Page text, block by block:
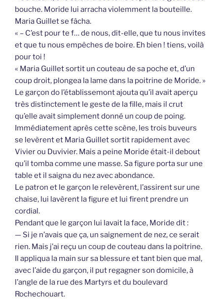
bouche. Moride lui arracha violemment la bouteille.
Maria Guillet se fâcha.
« – C’est pour te f… de nous, dit-elle, que tu nous invites
et que tu nous empêches de boire. Eh bien ! tiens, voilà
pour toi !
« Maria Guillet sortit un couteau de sa poche et, d’un
coup droit, plongea la lame dans la poitrine de Moride. »
Le garçon do l’établissemont ajouta qu’il avait aperçu
très distinctement le geste de la fille, mais il crut
qu’elle avait simplement donné un coup de poing.
Immédiatement après cette scène, les trois buveurs
se levèrent et Maria Guillet sortit rapidement avec
Vivier ou Duvivier. Mais a peine Moride était-il debout
qu’il tomba comme une masse. Sa figure porta sur une
table et il saigna du nez avec abondance.
Le patron et le garçon le relevèrent, l’assirent sur une
chaise, lui lavèrent la figure et lui firent prendre un
cordial.
Pendant que le garçon lui lavait la face, Moride dit :
— Si je n’avais que ça, un saignement de nez, ce serait
rien. Mais j’ai reçu un coup de couteau dans la poitrine.
Il appliqua la main sur sa blessure et tant bien que mal,
avec l’aide du garçon, il put regagner son domicile, à
l’angle de la rue des Martyrs et du boulevard
Rochechouart.